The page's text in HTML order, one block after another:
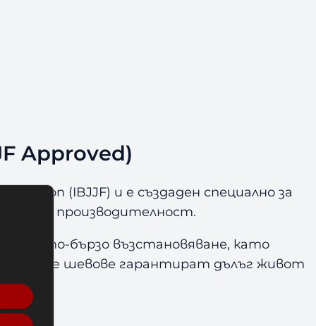
Approved)
(IBJJF) и е създаден специално за
и производителност.
и по-бързо възстановяване, като
шевове гарантират дълъг живот